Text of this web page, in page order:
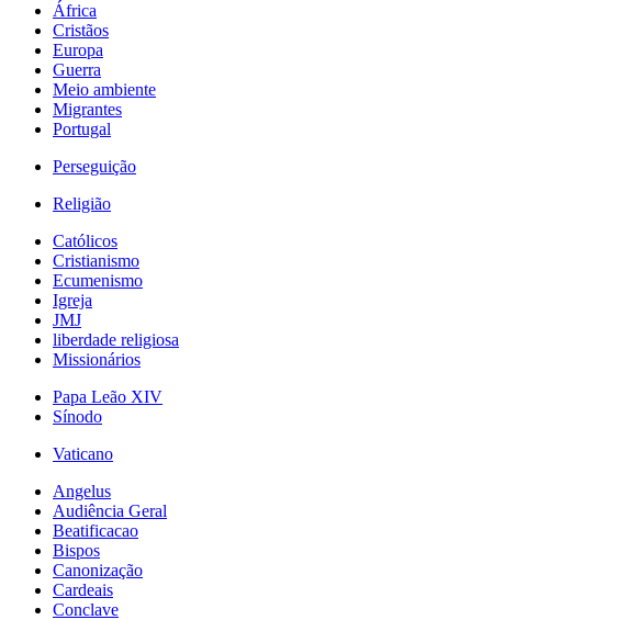
África
Cristãos
Europa
Guerra
Meio ambiente
Migrantes
Portugal
Perseguição
Religião
Católicos
Cristianismo
Ecumenismo
Igreja
JMJ
liberdade religiosa
Missionários
Papa Leão XIV
Sínodo
Vaticano
Angelus
Audiência Geral
Beatificacao
Bispos
Canonização
Cardeais
Conclave